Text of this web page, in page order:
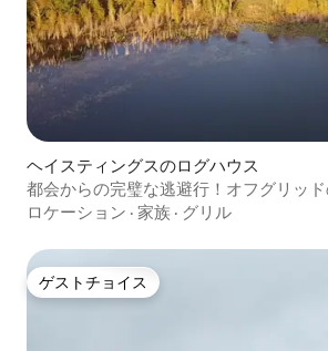
ヘイスティングスのログハウス
都会からの完璧な逃避行！オフグリッ
ントキャビン
ロケーション · 家族 · グリル
ゲストチョイス
ゲストチョイス